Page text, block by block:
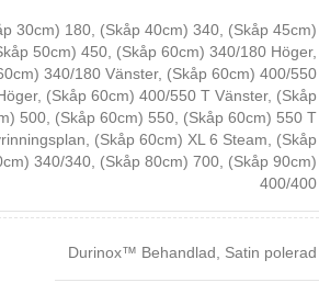
30cm) 180 (Skåp 40cm) 340 (Skåp 45cm)
50cm) 450 (Skåp 60cm) 340/180 Höger,
340/180 Vänster, (Skåp 60cm) 400/550
, (Skåp 60cm) 400/550 T Vänster, (Skåp
500 (Skåp 60cm) 550 (Skåp 60cm) 550 T
(Skåp 60cm) XL 6 Steam
(Skåp
340/340 (Skåp 80cm) 700 (Skåp 90cm)
400/400
Durinox™ Behandlad, Satin polerad